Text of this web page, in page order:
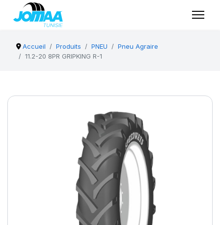
Accueil Produits PNEU
Pneu Agraire
11.2-20 8PR GRIPKING R-1